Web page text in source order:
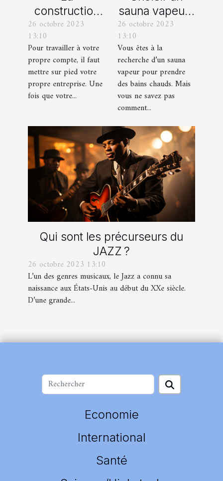
construction
d’une identité
d’entreprise :
que faut-il en
savoir ?
26 octobre 2023
13:10
Pour travailler à votre
propre compte, il faut
mettre sur pied votre
propre entreprise. Une
fois que votre...
sauna vapeur :
comment s’y
prendre ?
26 octobre 2023
13:10
Vous êtes à la
recherche d’un sauna
vapeur pour prendre
des bains chauds. Mais
vous ne savez pas
comment...
Qui sont les précurseurs du
JAZZ ?
26 octobre 2023 13:10
L’un des genres musicaux, le Jazz a connu sa
naissance aux États-Unis au début du XXe siècle.
D’une grande...
Economie
International
Santé